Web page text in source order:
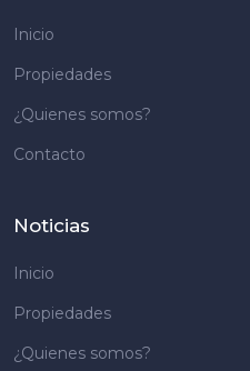
Inicio
Propiedades
¿Quienes somos?
Contacto
Noticias
Inicio
Propiedades
¿Quienes somos?